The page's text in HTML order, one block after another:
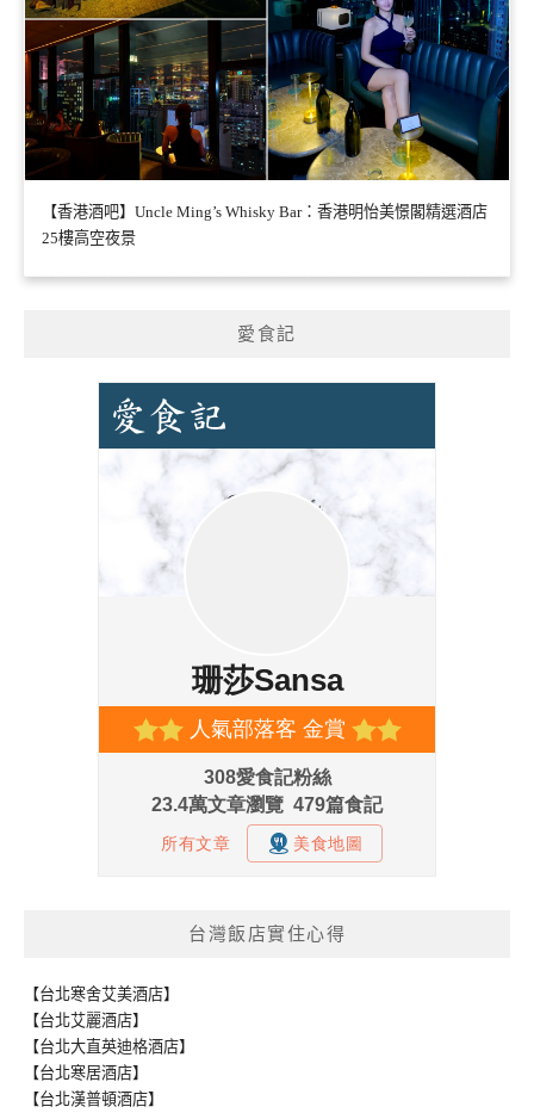
【香港酒吧】Uncle Ming’s Whisky Bar：香港明怡美憬閣精選酒店
25樓高空夜景
愛食記
台灣飯店實住心得
【台北寒舍艾美酒店】
【台北艾麗酒店】
【台北大直英迪格酒店】
【台北寒居酒店】
【台北漢普頓酒店】